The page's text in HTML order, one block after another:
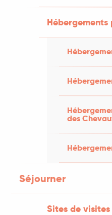
des
Séjourner
Sites de visites
NOUS
plongez dans
des Hospitaliers à
et immersif. Samedi